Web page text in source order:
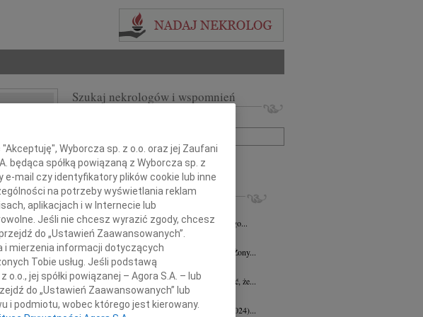
Szukaj nekrologów i wspomnień
+ szukanie zaawansowane
INNE NEKROLOGI
Witold Halkawiek: 89
Z wielkim żalem i smutkiem żegnamy naszego...
Jadwiga Czajka16.07.2026 Gdańsk
Panu Andrzejowi Czajce z powodu śmierci Żony...
Adam Borowski10.07.2026
Z wielkim smutkiem przyjęłyśmy wiadomość, że...
Alina Augustynowicz 03.07.2026
Alina Augustynowicz z domu Hinz (1979-2024)...
Wyborcza sp. z o.o. oraz jej Zaufani
będąca spółką powiązaną z Wyborcza sp. z
e-mail czy identyfikatory plików cookie lub inne
na potrzeby wyświetlania reklam
aplikacjach i w Internecie lub
Jeśli nie chcesz wyrazić zgody, chcesz
do „Ustawień Zaawansowanych”.
i mierzenia informacji dotyczących
Tobie usług. Jeśli podstawą
jej spółki powiązanej – Agora S.A. – lub
do „Ustawień Zaawansowanych” lub
i podmiotu, wobec którego jest kierowany.